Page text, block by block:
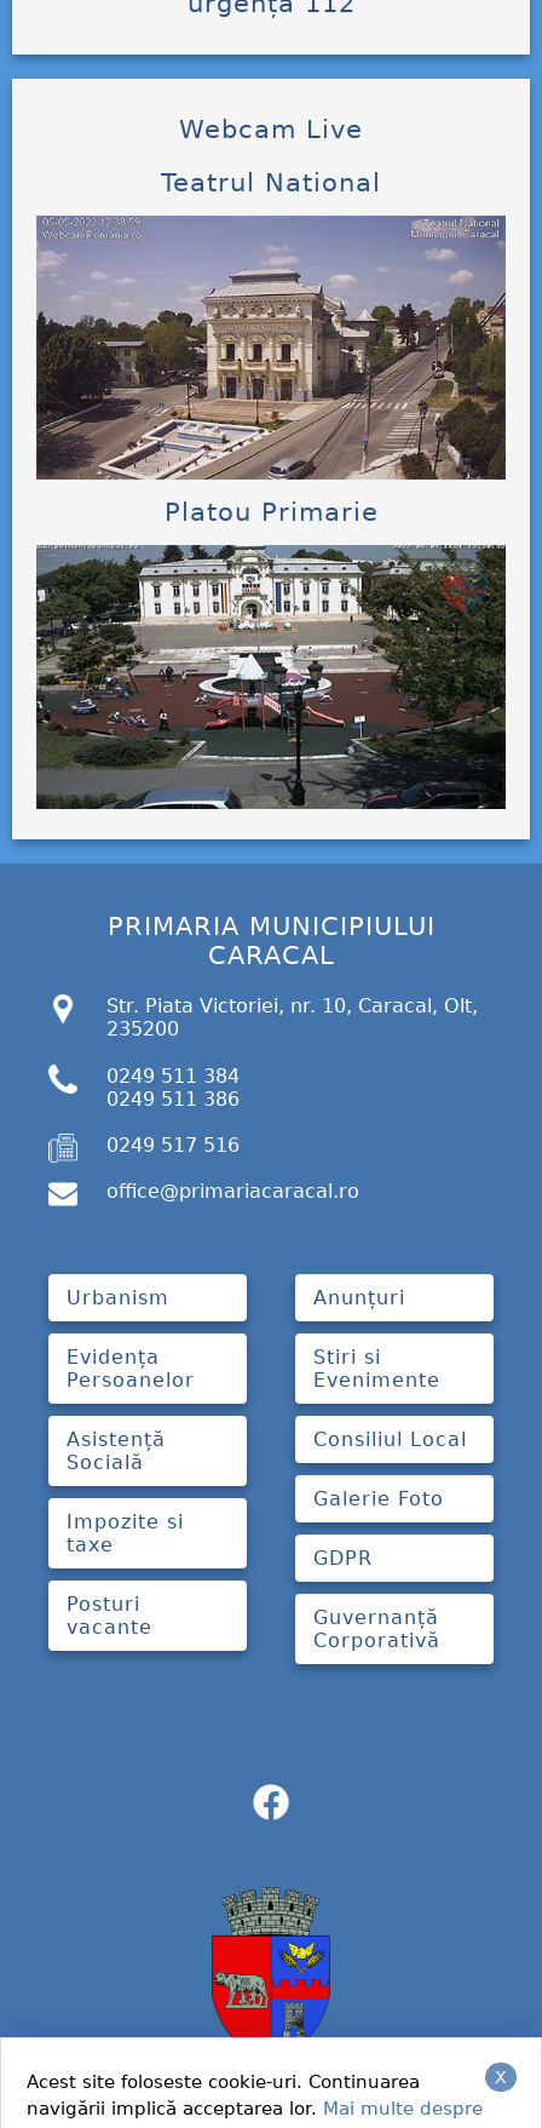
Webcam Live
Teatrul National
Platou Primarie
© 2022 Primaria Caracal
PRIMARIA MUNICIPIULUI
CARACAL
Str. Piata Victoriei, nr. 10, Caracal, Olt,
235200
0249 511 384
0249 511 386
0249 517 516
office@primariacaracal.ro
Urbanism
Evidența
Persoanelor
Asistență
Socială
Impozite si
taxe
Posturi
vacante
Anunțuri
Stiri si
Evenimente
Consiliul Local
Galerie Foto
GDPR
Guvernanță
Corporativă
X
Acest site foloseste cookie-uri. Continuarea
navigării implică acceptarea lor. Mai multe despre